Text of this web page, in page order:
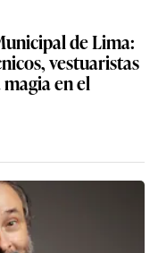
de Lima:
vestuaristas
en el